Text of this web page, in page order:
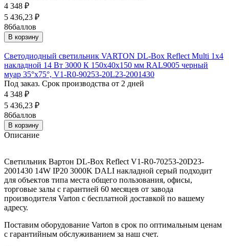
4 348 ₽
5 436,23 ₽
86баллов
В корзину
Светодиодный светильник VARTON DL-Box Reflect Multi 1x4
накладной 14 Вт 3000 К 150х40х150 мм RAL9005 черный
муар 35°x75°, V1-R0-90253-20L23-2001430
Под заказ. Срок производства от 2 дней
4 348 ₽
5 436,23 ₽
86баллов
В корзину
Описание
Светильник Вартон DL-Box Reflect V1-R0-70253-20D23-
2001430 14W IP20 3000K DALI накладной серый подходит
для объектов типа места общего пользования, офисы,
торговые залы с гарантией 60 месяцев от завода
производителя Varton с бесплатной доставкой по вашему
адресу.
Поставим оборудование Varton в срок по оптимальным ценам
с гарантийным обслуживанием за наш счет.